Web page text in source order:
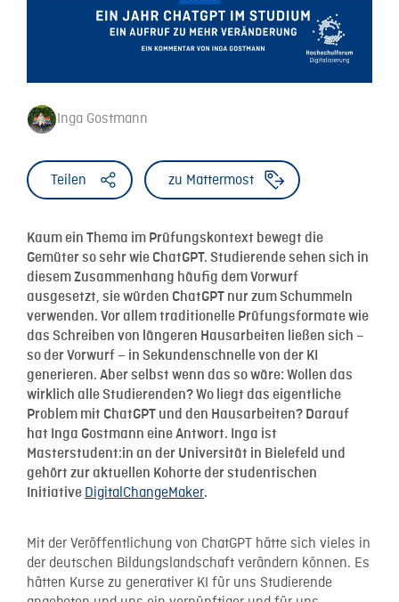
Inga Gostmann
Teilen zu Mattermost
Kaum ein Thema im Prüfungskontext bewegt die
Gemüter so sehr wie ChatGPT. Studierende sehen sich in
diesem Zusammenhang häufig dem Vorwurf
ausgesetzt, sie würden ChatGPT nur zum Schummeln
verwenden. Vor allem traditionelle Prüfungsformate wie
das Schreiben von längeren Hausarbeiten ließen sich –
so der Vorwurf – in Sekundenschnelle von der KI
generieren. Aber selbst wenn das so wäre: Wollen das
wirklich alle Studierenden? Wo liegt das eigentliche
Problem mit ChatGPT und den Hausarbeiten? Darauf
hat Inga Gostmann eine Antwort. Inga ist
Masterstudent:in an der Universität in Bielefeld und
gehört zur aktuellen Kohorte der studentischen
Initiative DigitalChangeMaker.
Mit der Veröffentlichung von ChatGPT hätte sich vieles in
der deutschen Bildungslandschaft verändern können. Es
hätten Kurse zu generativer KI für uns Studierende